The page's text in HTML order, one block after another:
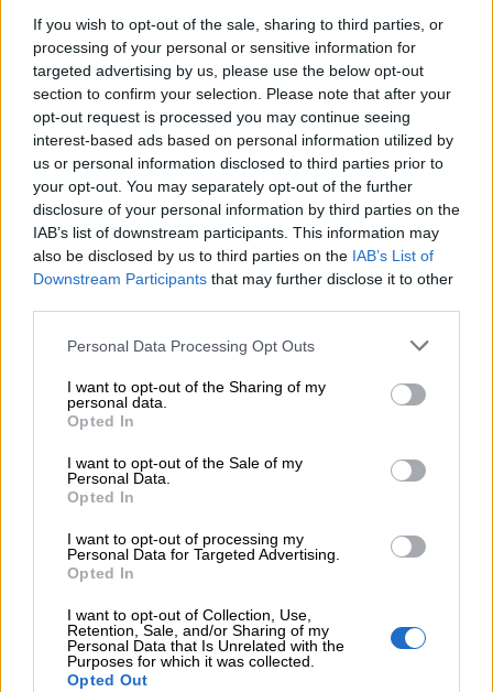
If you wish to opt-out of the sale, sharing to third parties, or
processing of your personal or sensitive information for
targeted advertising by us, please use the below opt-out
section to confirm your selection. Please note that after your
opt-out request is processed you may continue seeing
interest-based ads based on personal information utilized by
us or personal information disclosed to third parties prior to
your opt-out. You may separately opt-out of the further
disclosure of your personal information by third parties on the
IAB’s list of downstream participants. This information may
also be disclosed by us to third parties on the IAB’s List of
Downstream Participants that may further disclose it to other
Personal Data Processing Opt Outs
I want to opt-out of the Sharing of my
personal data.
Opted In
I want to opt-out of the Sale of my
Personal Data.
Opted In
I want to opt-out of processing my
Personal Data for Targeted Advertising.
Opted In
I want to opt-out of Collection, Use,
Retention, Sale, and/or Sharing of my
Personal Data that Is Unrelated with the
Purposes for which it was collected.
Opted Out
05.08.2026 - 11:30
Η νέα εποχή στην εκπαίδευση των ασφαλιστικών
διαμεσολαβητών
05.08.2026 - 10:50
Ξεκινούν οι αιτήσεις στο vouchers.gov.gr για το Πρόγραμμα
«Τουρισμός για όλους 2026-2027»
05.08.2026 - 10:19
WWF: Περισσότερα από 180.000 στρέμματα καμένων
δασικών εκτάσεων στην Ελλάδα σε λίγες μόλις μέρες
Καλοκαιρινό ταξίδι: Οι 8 συμβουλές που αξίζει να δώσει κάθε
ασφαλιστής στους πελάτες του
05.08.2026 - 08:51
Το εκλογικό «καμπανάκι» της Goldman Sachs, η ισχυρή
στις αγορές, οι «κρυμμένες» αξίες της ΓΕΚ ΤΕΡΝΑ
05.08.2026 - 08:37
Ιωάννης Μπολέτης – ΩΝΑΣΕΙΟ
04.08.2026 - 15:33
ERGO Hellas: Μέτρα στήριξης για τους πληγέντες